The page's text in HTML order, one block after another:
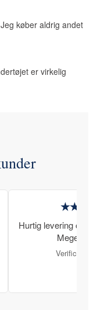
køber aldrig andet
er virkelig
Hurtig levering og
Meget
Verificeret